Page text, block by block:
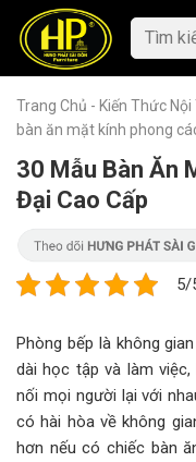
content
Tìm
kiếm:
Trang Chủ - Kiến Thức
bàn ăn mặt kính phong
30 Mẫu Bàn Ăn
Đại Cao Cấp
5/
Phòng bếp là không
dài học tập và làm
nối mọi người lại với
có hài hòa về không
hơn nếu có chiếc bàn